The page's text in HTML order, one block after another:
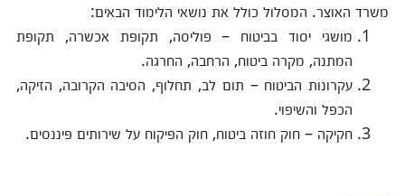
משרד האוצר. המסלול כולל את נושאי הלימוד הבאים:
מושגי יסוד בביטוח – פוליסה, תקופת אכשרה, תקופת
המתנה, מקרה ביטוח, הרחבה, החרגה.
עקרונות הביטוח – תום לב, תחלוף, הסיבה הקרובה, הזיקה,
הכפל והשיפוי.
חקיקה – חוק חוזה ביטוח, חוק הפיקוח על שירותים פיננסים.